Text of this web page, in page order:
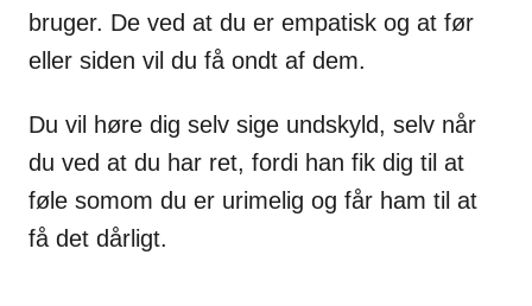
bruger. De ved at du er empatisk og at før
eller siden vil du få ondt af dem.
Du vil høre dig selv sige undskyld, selv når
du ved at du har ret, fordi han fik dig til at
føle somom du er urimelig og får ham til at
få det dårligt.